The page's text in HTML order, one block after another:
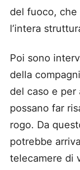
del fuoco, che
l’intera
Poi sono
della
del caso e per
possano far
rogo. Da
potrebbe
telecamere di